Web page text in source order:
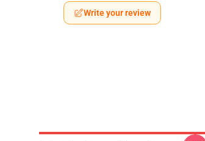
Write your review